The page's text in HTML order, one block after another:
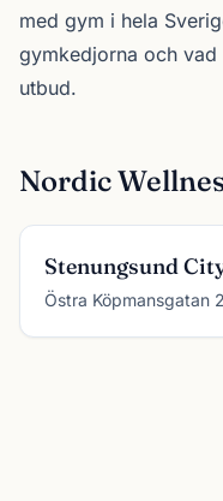
med gym i hela
gymkedjorna och vad
utbud.
Nordic
Stenungsund
Östra Köpmansgatan